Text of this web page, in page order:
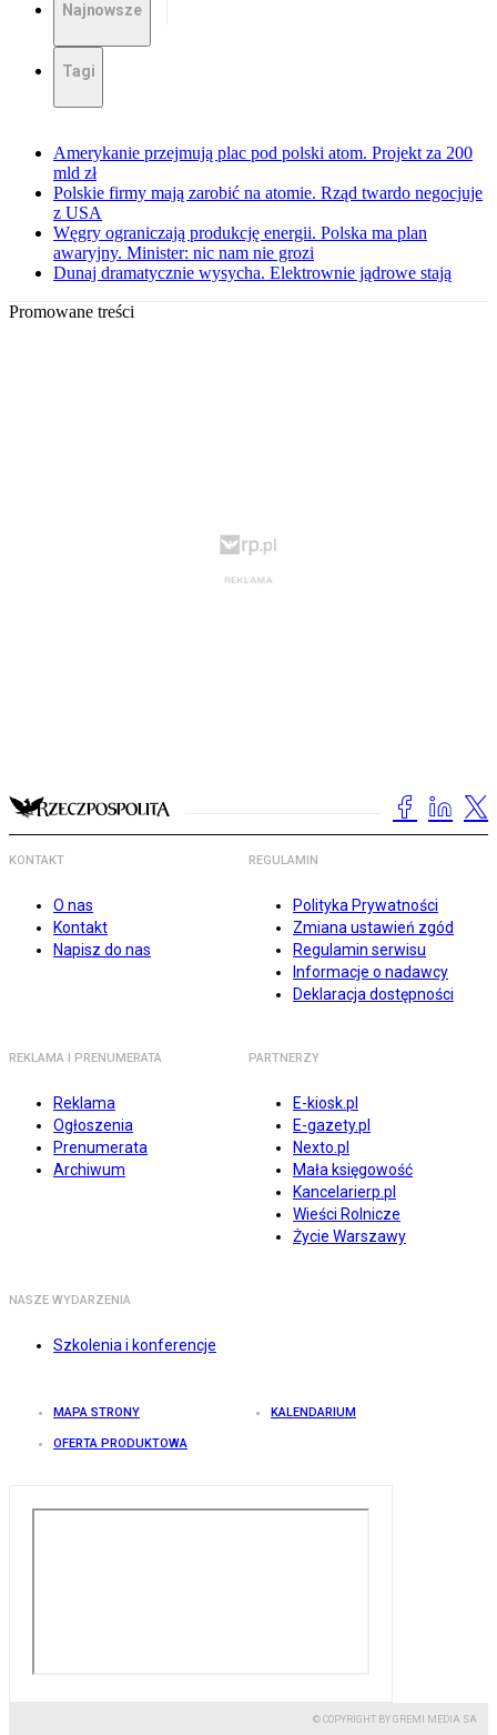
Najnowsze
Tagi
Amerykanie przejmują plac pod polski atom. Projekt za 200
mld zł
Polskie firmy mają zarobić na atomie. Rząd twardo negocjuje
z USA
Węgry ograniczają produkcję energii. Polska ma plan
awaryjny. Minister: nic nam nie grozi
Dunaj dramatycznie wysycha. Elektrownie jądrowe stają
Promowane treści
KONTAKT
O nas
Kontakt
Napisz do nas
REGULAMIN
Polityka Prywatności
Zmiana ustawień zgód
Regulamin serwisu
Informacje o nadawcy
Deklaracja dostępności
REKLAMA I PRENUMERATA
Reklama
Ogłoszenia
Prenumerata
Archiwum
PARTNERZY
E-kiosk.pl
E-gazety.pl
Nexto.pl
Mała księgowość
Kancelarierp.pl
Wieści Rolnicze
Życie Warszawy
NASZE WYDARZENIA
Szkolenia i konferencje
MAPA STRONY KALENDARIUM
OFERTA PRODUKTOWA
© COPYRIGHT BY GREMI MEDIA SA